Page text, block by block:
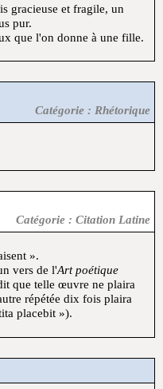
pur.
que l'on donne à une fille.
Catégorie : Rhétorique
Catégorie : Citation Latine
».
vers de l'Art poétique
que telle œuvre ne plaira
répétée dix fois plaira
placebit »).